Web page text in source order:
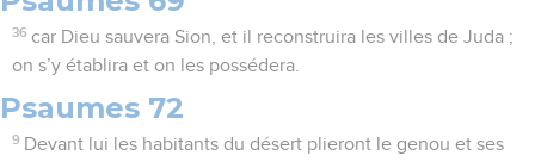
36 car Dieu sauvera Sion, et il reconstruira les villes de Juda ;
on s’y établira et on les possédera.
Psaumes 72
9 Devant lui les habitants du désert plieront le genou et ses